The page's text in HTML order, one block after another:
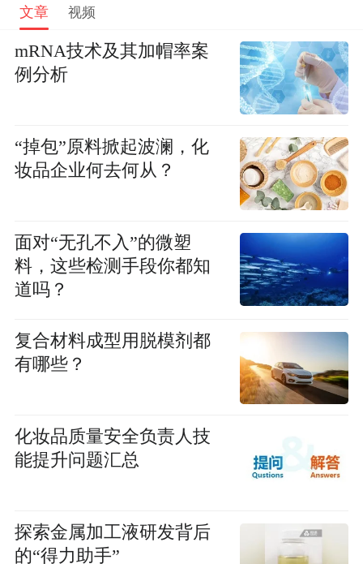
文章 视频
mRNA技术及其加帽率案
例分析
“掉包”原料掀起波澜，化
妆品企业何去何从？
面对“无孔不入”的微塑
料，这些检测手段你都知
道吗？
复合材料成型用脱模剂都
有哪些？
化妆品质量安全负责人技
能提升问题汇总
探索金属加工液研发背后
的“得力助手”